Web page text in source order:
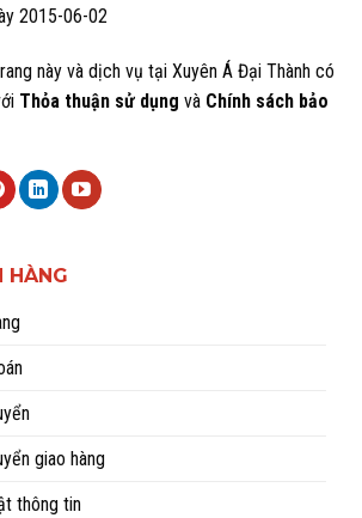
2015-06-02
này và dịch vụ tại Xuyên Á Đại Thành có
Thỏa thuận sử dụng và Chính sách bảo
HÀNG
giao hàng
thông tin